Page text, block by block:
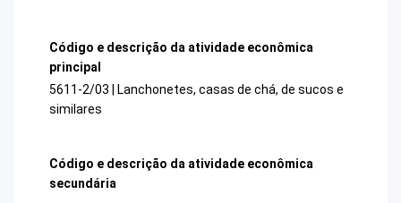
Código e descrição da atividade econômica
principal
5611-2/03 | Lanchonetes, casas de chá, de sucos e
similares
Código e descrição da atividade econômica
secundária